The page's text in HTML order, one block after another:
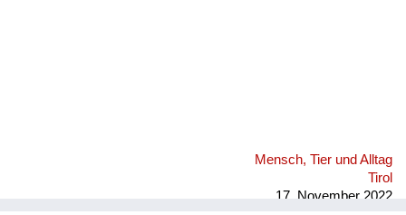
Mensch, Tier und Alltag
Tirol
17. November 2022